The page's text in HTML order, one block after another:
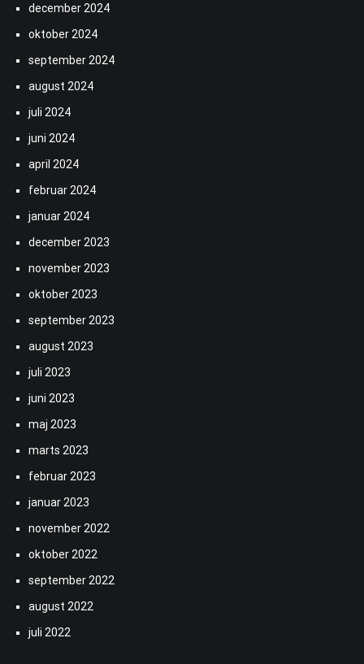
december 2024
oktober 2024
september 2024
august 2024
juli 2024
juni 2024
april 2024
februar 2024
januar 2024
december 2023
november 2023
oktober 2023
september 2023
august 2023
juli 2023
juni 2023
maj 2023
marts 2023
februar 2023
januar 2023
november 2022
oktober 2022
september 2022
august 2022
juli 2022